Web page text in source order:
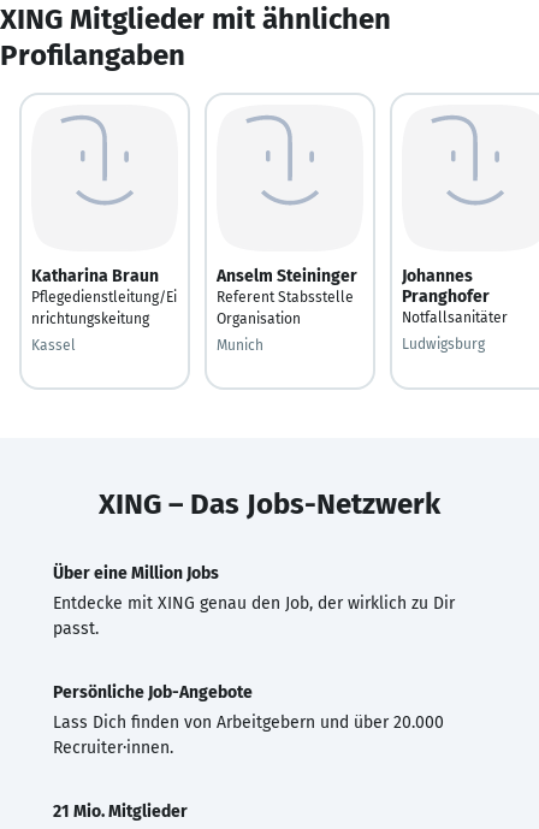
XING Mitglieder mit ähnlichen
Profilangaben
Katharina Braun
Pflegedienstleitung/Ei
nrichtungskeitung
Kassel
Anselm Steininger
Referent Stabsstelle
Organisation
Munich
Johannes
Pranghofer
Notfallsanitäter
Ludwigsburg
XING – Das Jobs-Netzwerk
Über eine Million Jobs
Entdecke mit XING genau den Job, der wirklich zu Dir
passt.
Persönliche Job-Angebote
Lass Dich finden von Arbeitgebern und über 20.000
Recruiter·innen.
21 Mio. Mitglieder